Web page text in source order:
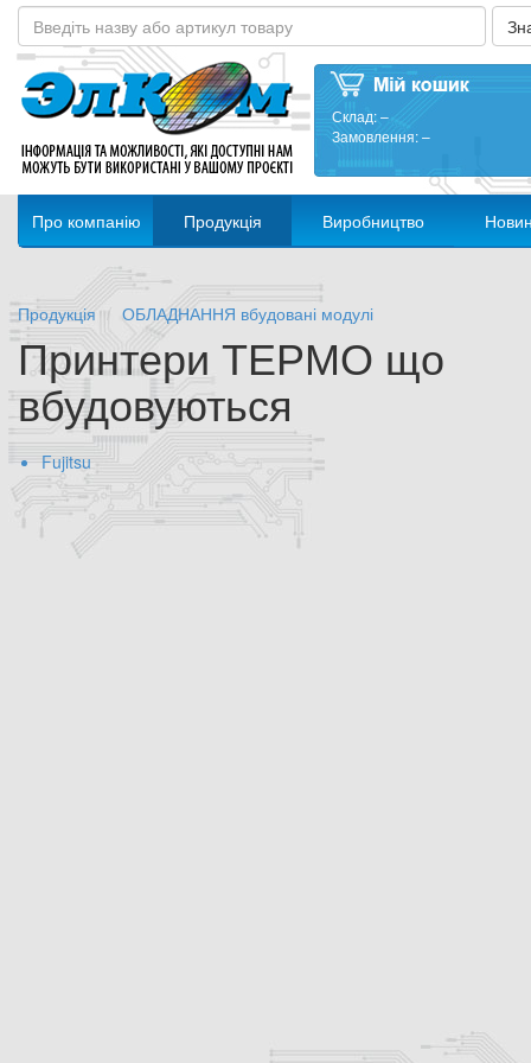
Склад:–
Замовлення:–
Про компанію Продукція Виробництво
Продукція ОБЛАДНАННЯ вбудовані модулі
Принтери ТЕРМО що
вбудовуються
Fujitsu